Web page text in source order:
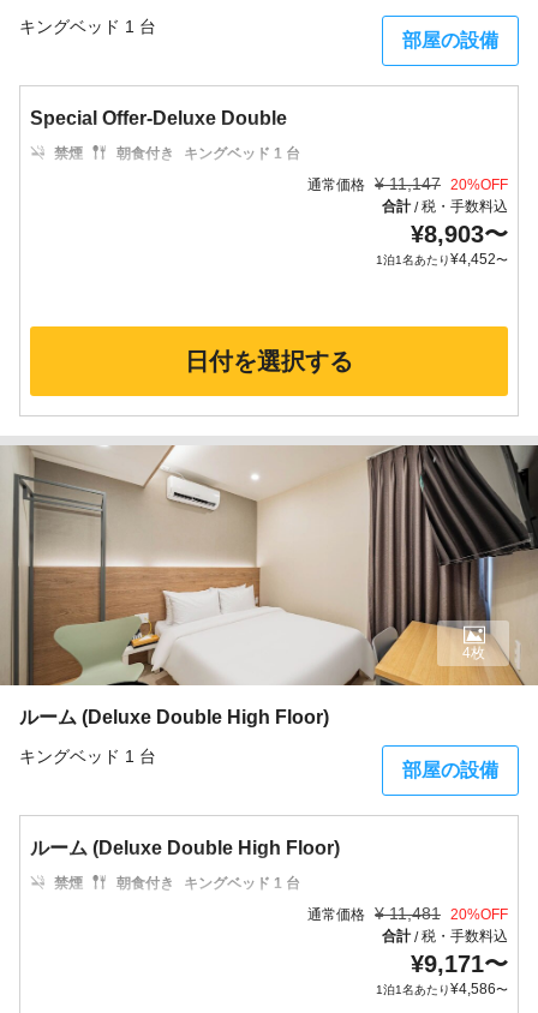
キングベッド 1 台
部屋の設備
Special Offer-Deluxe Double
禁煙 朝食付き
キングベッド 1 台
通常価格 ¥ 11,147 20%OFF
合計/税・手数料込
¥8,903〜
1泊1名あたり¥4,452〜
日付を選択する
ルーム (Deluxe Double High Floor)
キングベッド 1 台
部屋の設備
4枚
ルーム (Deluxe Double High Floor)
禁煙 朝食付き
キングベッド 1 台
通常価格 ¥ 11,481 20%OFF
合計/税・手数料込
¥9,171〜
1泊1名あたり¥4,586〜